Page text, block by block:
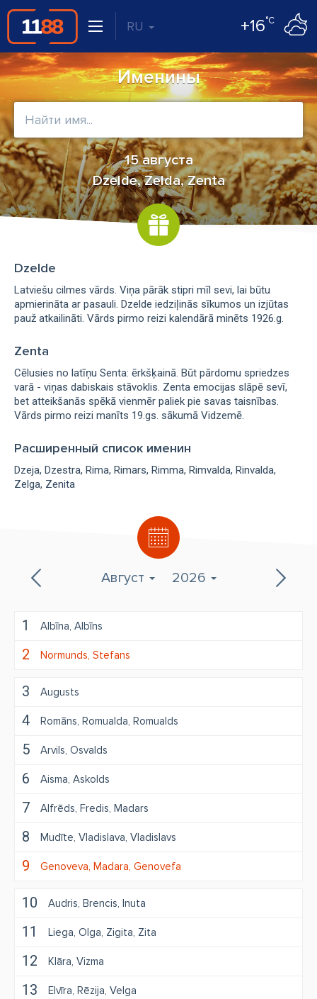
RU +16°C
Именины
15 августа
Dzelde, Zelda, Zenta
Август 2026
1 Albīna Albīns
2 Normunds Stefans
3 Augusts
4 Romāns Romualda Romualds
5 Arvils Osvalds
6 Aisma Askolds
7 Alfrēds Fredis Madars
8 Mudīte Vladislava Vladislavs
9 Genoveva Madara Genovefa
10 Audris Brencis Inuta
11 Liega Olga Zigita Zita
12 Klāra Vizma
13 Elvīra Rēzija Velga
Dzelde
Latviešu cilmes vārds. Viņa pārāk stipri mīl sevi, lai būtu
apmierināta ar pasauli. Dzelde iedziļinās sīkumos un izjūtas
pauž atkailināti. Vārds pirmo reizi kalendārā minēts 1926.g.
Zenta
Cēlusies no latīņu Senta: ērkšķainā. Būt pārdomu spriedzes
varā - viņas dabiskais stāvoklis. Zenta emocijas slāpē sevī,
bet atteikšanās spēkā vienmēr paliek pie savas taisnības.
Vārds pirmo reizi manīts 19.gs. sākumā Vidzemē.
Расширенный список именин
Dzeja Dzestra Rima Rimars Rimma Rimvalda Rinvalda
Zelga Zenita